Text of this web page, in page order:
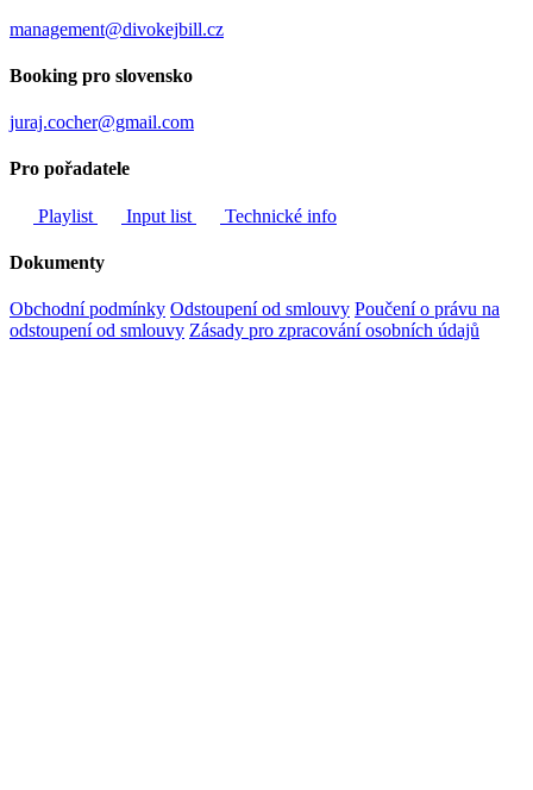
management@divokejbill.cz
Booking pro slovensko
juraj.cocher@gmail.com
Pro pořadatele
Playlist Input list Technické info
Dokumenty
Obchodní podmínky Odstoupení od smlouvy Poučení o právu na
odstoupení od smlouvy Zásady pro zpracování osobních údajů